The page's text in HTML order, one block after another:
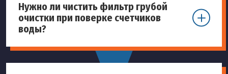
Нужно ли чистить фильтр грубой
очистки при поверке счетчиков
воды?